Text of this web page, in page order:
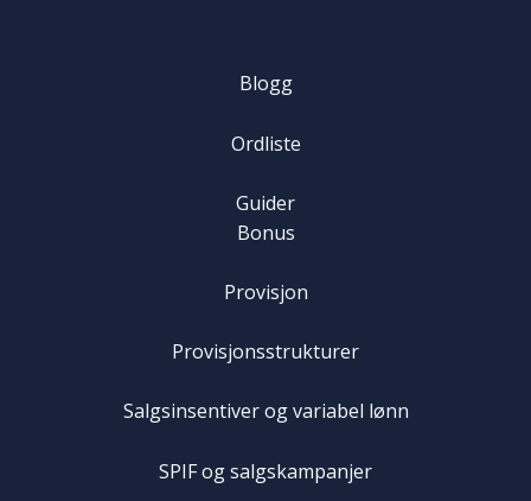
Blogg
Ordliste
Guider
Bonus
Provisjon
Provisjonsstrukturer
Salgsinsentiver og variabel lønn
SPIF og salgskampanjer